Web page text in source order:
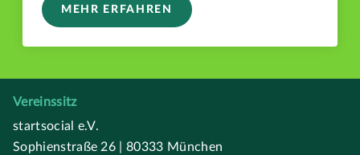
MEHR ERFAHREN
Vereinssitz
startsocial e.V.
Sophienstraße 26 | 80333 München